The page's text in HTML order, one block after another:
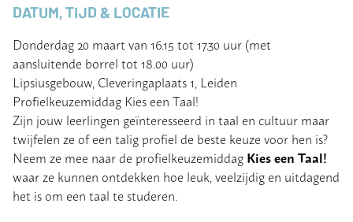
DATUM, TIJD & LOCATIE
Donderdag 20 maart van 16.15 tot 17.30 uur (met
aansluitende borrel tot 18.00 uur)
Lipsiusgebouw, Cleveringaplaats 1, Leiden
Profielkeuzemiddag Kies een Taal!
Zijn jouw leerlingen geïnteresseerd in taal en cultuur maar
twijfelen ze of een talig profiel de beste keuze voor hen is?
Neem ze mee naar de profielkeuzemiddag Kies een Taal!
waar ze kunnen ontdekken hoe leuk, veelzijdig en uitdagend
het is om een taal te studeren.